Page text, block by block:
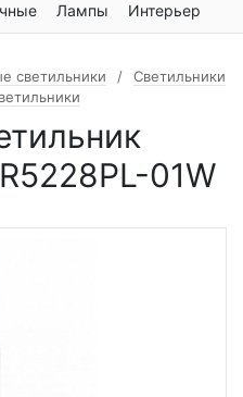
Лампы Интерьер
светильники
Светильники
01W